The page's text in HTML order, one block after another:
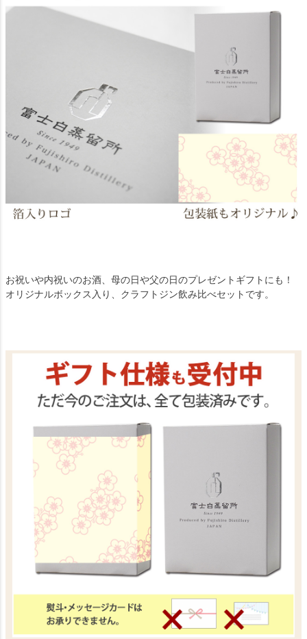
お祝いや内祝いのお酒、母の日や父の日のプレゼントギフトにも！
オリジナルボックス入り、クラフトジン飲み比べセットです。